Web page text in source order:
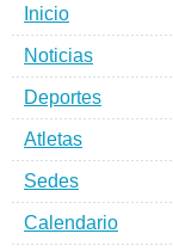
Inicio
Noticias
Deportes
Atletas
Sedes
Calendario